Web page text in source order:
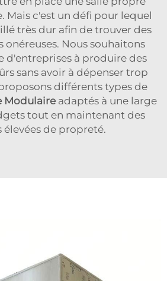
Mais c'est un défi pour lequel
très dur afin de trouver des
onéreuses. Nous souhaitons
d'entreprises à produire des
sans avoir à dépenser trop
différents types de
Modulaire adaptés à une large
tout en maintenant des
élevées de propreté.